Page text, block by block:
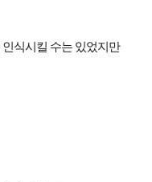
식시킬 수는 있었지만